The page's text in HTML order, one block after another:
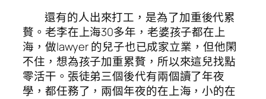
還有的人出來打工，是為了加重後代累
贅。老李在上海30多年，老婆孩子都在上
海，做lawyer 的兒子也已成家立業，但他閑
不住，想為孩子加重累贅，所以來這兒找點
零活干。張徒弟三個後代有兩個讀了年夜
學，都任務了，兩個年夜的在上海，小的在